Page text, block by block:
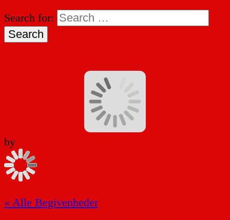
Search for:
by
« Alle Begivenheder